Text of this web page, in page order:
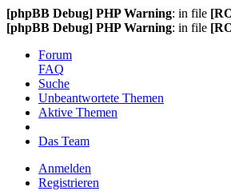
[phpBB Debug] PHP Warning: in file
[phpBB Debug] PHP Warning: in file
Forum
FAQ
Suche
Unbeantwortete Themen
Aktive Themen
Das Team
Anmelden
Registrieren